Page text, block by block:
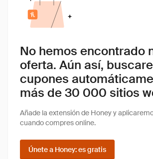
No hemos encontrado
oferta. Aún así,
cupones
más de 30 000 sitios
Añade la extensión de Honey y
cuando compres online.
Únete a Honey: es gratis